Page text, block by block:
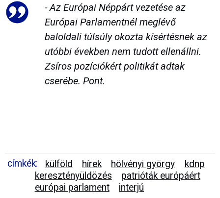
- Az Európai Néppárt vezetése az
Európai Parlamentnél meglévő
baloldali túlsúly okozta kísértésnek az
utóbbi években nem tudott ellenállni.
Zsíros pozíciókért politikát adtak
cserébe. Pont.
címkék: külföld hírek hölvényi györgy
kdnp
keresztényüldözés
patrióták európáért
európai parlament
interjú